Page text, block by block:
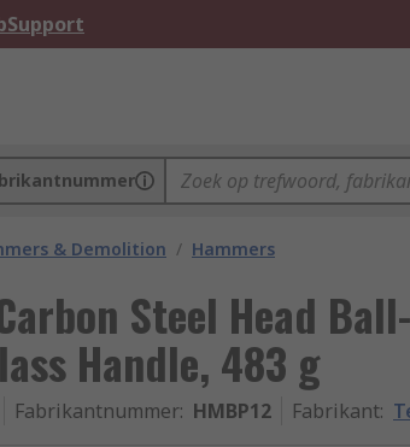
Support
& Demolition / Hammers
Steel Head
Handle, 483 g
Fabrikantnummer: HMBP12 Fabrikant: